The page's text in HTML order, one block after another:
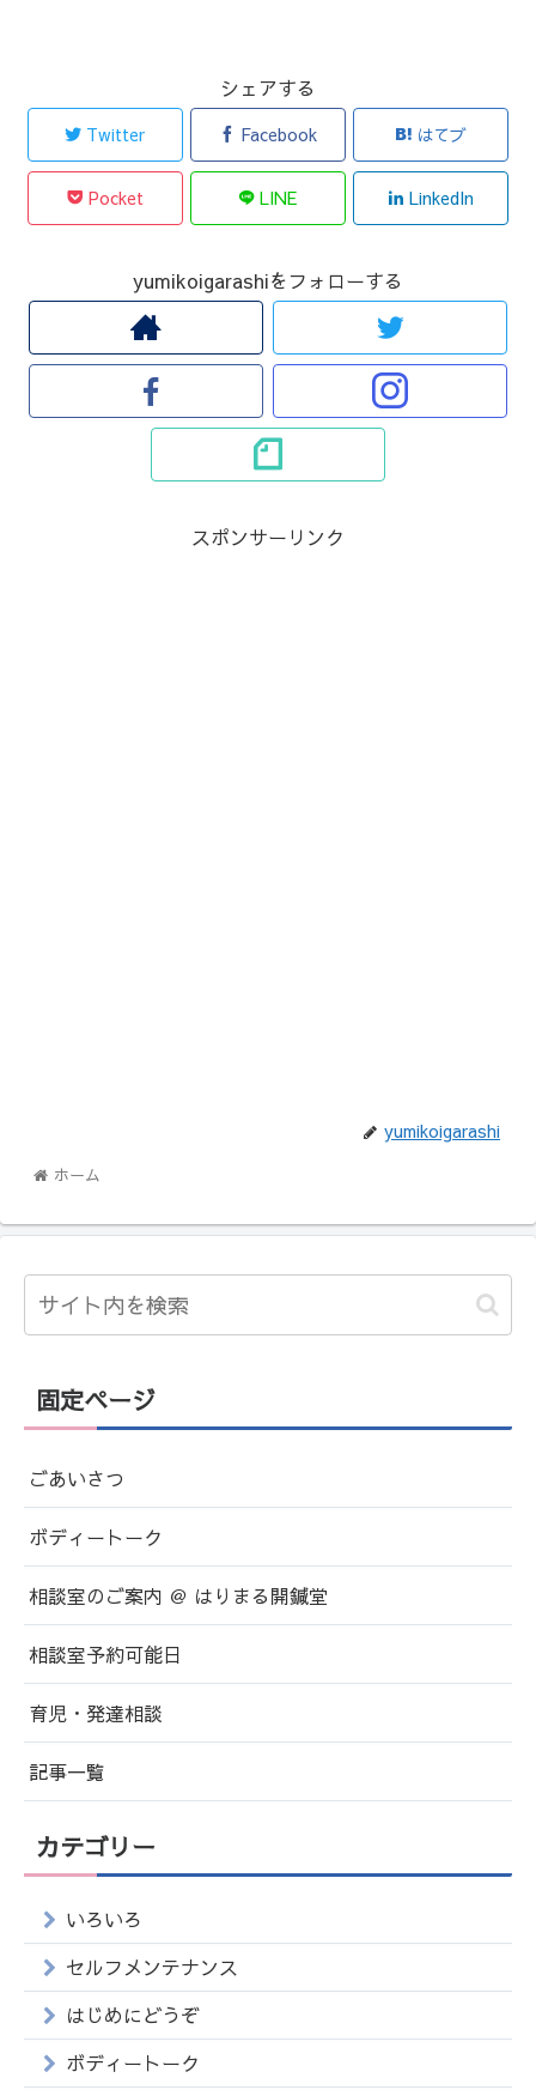
シェアする
Twitter Facebook はてブ
Pocket LINE LinkedIn
yumikoigarashiをフォローする
スポンサーリンク
yumikoigarashi
ホーム
固定ページ
ごあいさつ
ボディートーク
相談室のご案内 ＠ はりまる開鍼堂
相談室予約可能日
育児・発達相談
記事一覧
カテゴリー
いろいろ
セルフメンテナンス
はじめにどうぞ
ボディートーク